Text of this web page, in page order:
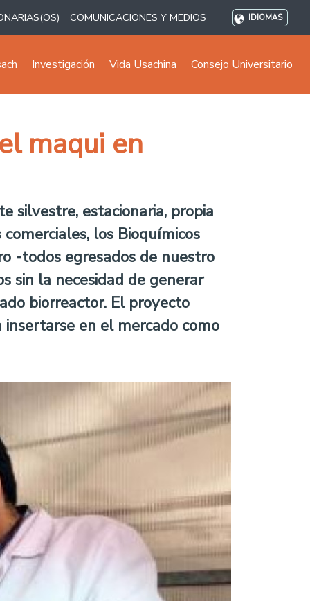
COMUNICACIONES Y MEDIOS IDIOMAS
Investigación Vida Usachina Consejo Universitario
maqui en
silvestre, estacionaria, propia
los Bioquímicos
-todos egresados de nuestro
sin la necesidad de generar
biorreactor. El proyecto
en el mercado como